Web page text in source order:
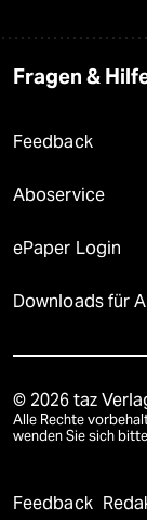
Fragen &
Feedback
Aboservice
ePaper Login
Downloads für
© 2026 taz
Alle Rechte
wenden Sie sich
Feedback